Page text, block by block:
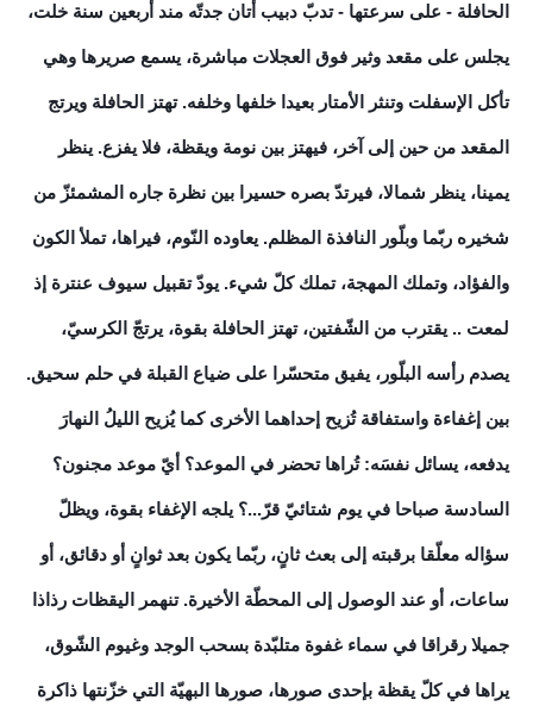
الحافلة - على سرعتها - تدبّ دبيب أتان جدتّه مند أربعين سنة خلت،
يجلس على مقعد وثير فوق العجلات مباشرة، يسمع صريرها وهي
تأكل الإسفلت وتنثر الأمتار بعيدا خلفها وخلفه. تهتز الحافلة ويرتج
المقعد من حين إلى آخر، فيهتز بين نومة ويقظة، فلا يفزع. ينظر
يمينا، ينظر شمالا، فيرتدّ بصره حسيرا بين نظرة جاره المشمئزّ من
شخيره ربّما وبلّور النافذة المظلم. يعاوده النّوم، فيراها، تملأ الكون
والفؤاد، وتملك المهجة، تملك كلّ شيء. يودّ تقبيل سيوف عنترة إذ
لمعت .. يقترب من الشّفتين، تهتز الحافلة بقوة، يرتجّ الكرسيّ،
يصدم رأسه البلّور، يفيق متحسّرا على ضياع القبلة في حلم سحيق.
بين إغفاءة واستفاقة تُزيح إحداهما الأخرى كما يُزيح الليلُ النهارَ
يدفعه، يسائل نفسَه: تُراها تحضر في الموعد؟ أيّ موعد مجنون؟
السادسة صباحا في يوم شتائيّ قرّ...؟ يلجه الإغفاء بقوة، ويظلّ
سؤاله معلّقا برقبته إلى بعث ثانٍ، ربّما يكون بعد ثوانٍ أو دقائق، أو
ساعات، أو عند الوصول إلى المحطّة الأخيرة. تنهمر اليقظات رذاذا
جميلا رقراقا في سماء غفوة متلبّدة بسحب الوجد وغيوم الشّوق،
يراها في كلّ يقظة بإحدى صورها، صورها البهيّة التي خزّنتها ذاكرة